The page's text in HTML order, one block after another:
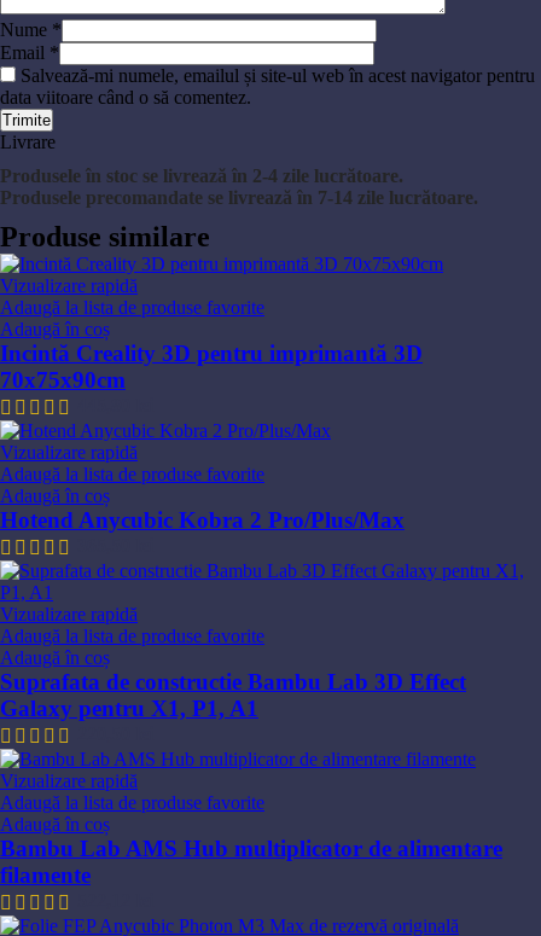
Nume *
Email *
Salvează-mi numele, emailul și site-ul web în acest navigator pentru
data viitoare când o să comentez.
Livrare
Produsele în stoc se livrează în 2-4 zile lucrătoare.
Produsele precomandate se livrează în 7-14 zile lucrătoare.
Produse similare
Vizualizare rapidă
Adaugă la lista de produse favorite
Adaugă în coș
Incintă Creality 3D pentru imprimantă 3D
70x75x90cm
Vizualizare rapidă
Adaugă la lista de produse favorite
Adaugă în coș
Hotend Anycubic Kobra 2 Pro/Plus/Max
Vizualizare rapidă
Adaugă la lista de produse favorite
Adaugă în coș
Suprafata de constructie Bambu Lab 3D Effect
Galaxy pentru X1, P1, A1
Vizualizare rapidă
Adaugă la lista de produse favorite
Adaugă în coș
Bambu Lab AMS Hub multiplicator de alimentare
filamente